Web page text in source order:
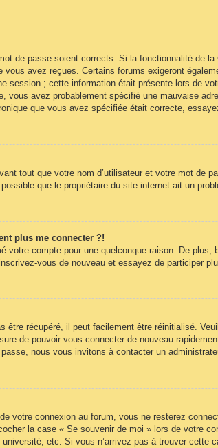
de passe soient corrects. Si la fonctionnalité de
avez reçues. Certains forums exigeront
session ; cette information était présente lors de
avez probablement spécifié une mauvaise
que vous avez spécifiée était correcte,
tout que votre nom d’utilisateur et votre mot
que le propriétaire du site internet ait un
plus me connecter ?!
votre compte pour une quelconque raison. De
vous de nouveau et essayez de participer
récupéré, il peut facilement être réinitialisé.
de pouvoir vous connecter de nouveau
nous vous invitons à contacter un
votre connexion au forum, vous ne resterez
la case « Se souvenir de moi » lors de votre
etc. Si vous n’arrivez pas à trouver cette